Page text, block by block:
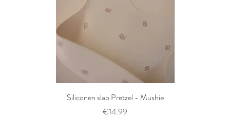
Siliconen slab Pretzel - Mushie
Prijs
€14.99